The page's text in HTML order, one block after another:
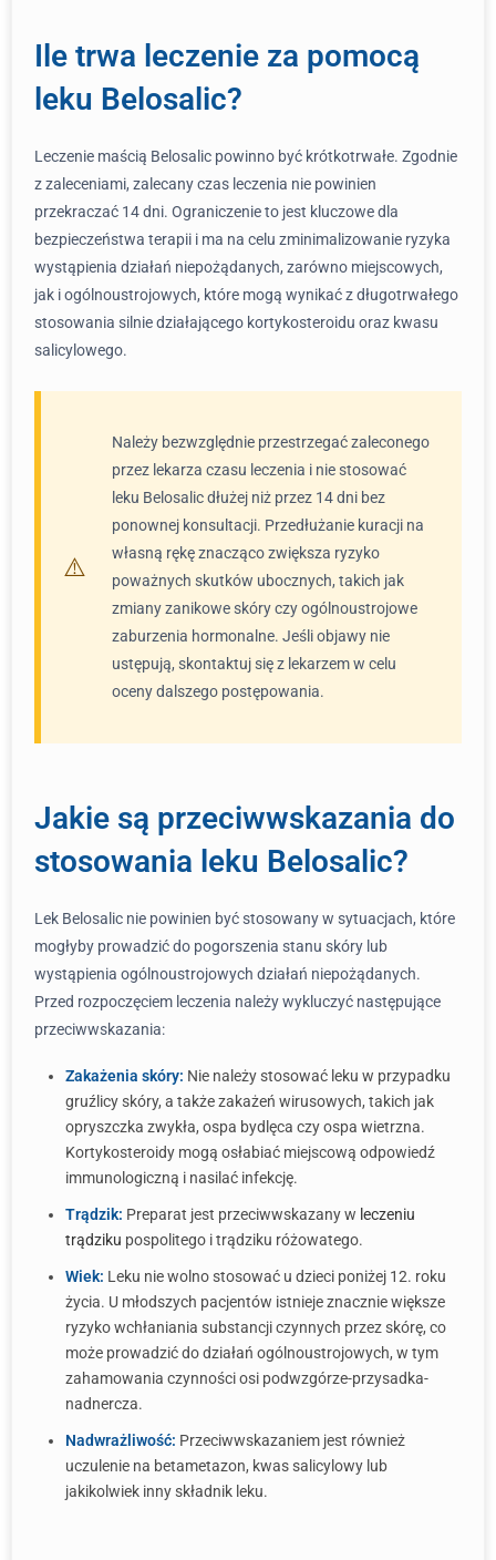
Ile trwa leczenie za pomocą
leku Belosalic?
Leczenie maścią Belosalic powinno być krótkotrwałe. Zgodnie
z zaleceniami, zalecany czas leczenia nie powinien
przekraczać 14 dni. Ograniczenie to jest kluczowe dla
bezpieczeństwa terapii i ma na celu zminimalizowanie ryzyka
wystąpienia działań niepożądanych, zarówno miejscowych,
jak i ogólnoustrojowych, które mogą wynikać z długotrwałego
stosowania silnie działającego kortykosteroidu oraz kwasu
salicylowego.
Należy bezwzględnie przestrzegać zaleconego
przez lekarza czasu leczenia i nie stosować
leku Belosalic dłużej niż przez 14 dni bez
ponownej konsultacji. Przedłużanie kuracji na
własną rękę znacząco zwiększa ryzyko
poważnych skutków ubocznych, takich jak
zmiany zanikowe skóry czy ogólnoustrojowe
zaburzenia hormonalne. Jeśli objawy nie
ustępują, skontaktuj się z lekarzem w celu
oceny dalszego postępowania.
Jakie są przeciwwskazania do
stosowania leku Belosalic?
Lek Belosalic nie powinien być stosowany w sytuacjach, które
mogłyby prowadzić do pogorszenia stanu skóry lub
wystąpienia ogólnoustrojowych działań niepożądanych.
Przed rozpoczęciem leczenia należy wykluczyć następujące
przeciwwskazania:
Zakażenia skóry: Nie należy stosować leku w przypadku
gruźlicy skóry, a także zakażeń wirusowych, takich jak
opryszczka zwykła, ospa bydlęca czy ospa wietrzna.
Kortykosteroidy mogą osłabiać miejscową odpowiedź
immunologiczną i nasilać infekcję.
Trądzik: Preparat jest przeciwwskazany w leczeniu
trądziku pospolitego i trądziku różowatego.
Wiek: Leku nie wolno stosować u dzieci poniżej 12. roku
życia. U młodszych pacjentów istnieje znacznie większe
ryzyko wchłaniania substancji czynnych przez skórę, co
może prowadzić do działań ogólnoustrojowych, w tym
zahamowania czynności osi podwzgórze-przysadka-
nadnercza.
Nadwrażliwość: Przeciwwskazaniem jest również
uczulenie na betametazon, kwas salicylowy lub
jakikolwiek inny składnik leku.